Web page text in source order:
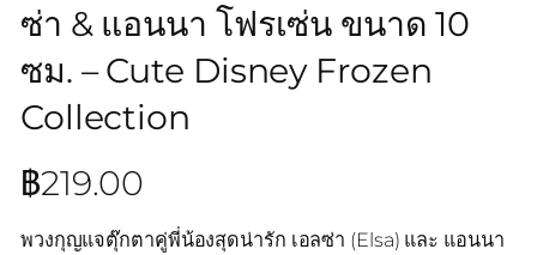
ซ่า & แอนนา โฟรเซ่น ขนาด 10
ซม. – Cute Disney Frozen
Collection
฿219.00
พวงกุญแจตุ๊กตาคู่พี่น้องสุดน่ารัก เอลซ่า (Elsa) และ แอนนา